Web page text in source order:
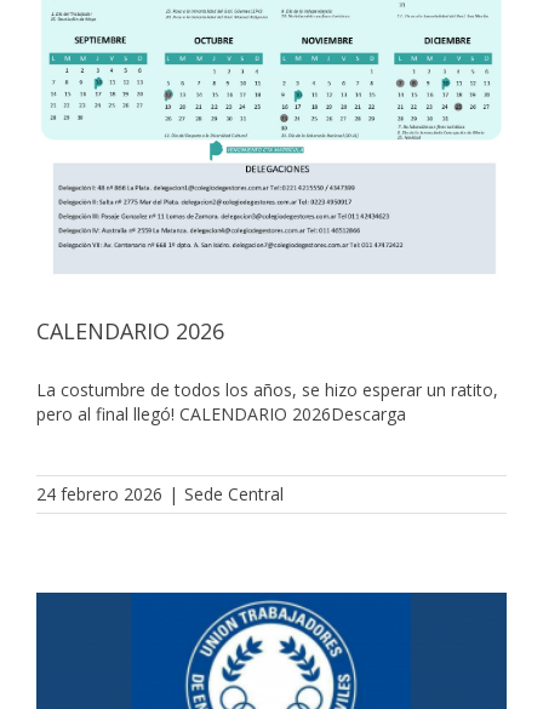
CALENDARIO 2026
La costumbre de todos los años, se hizo esperar un ratito,
pero al final llegó! CALENDARIO 2026Descarga
24 febrero 2026 | Sede Central